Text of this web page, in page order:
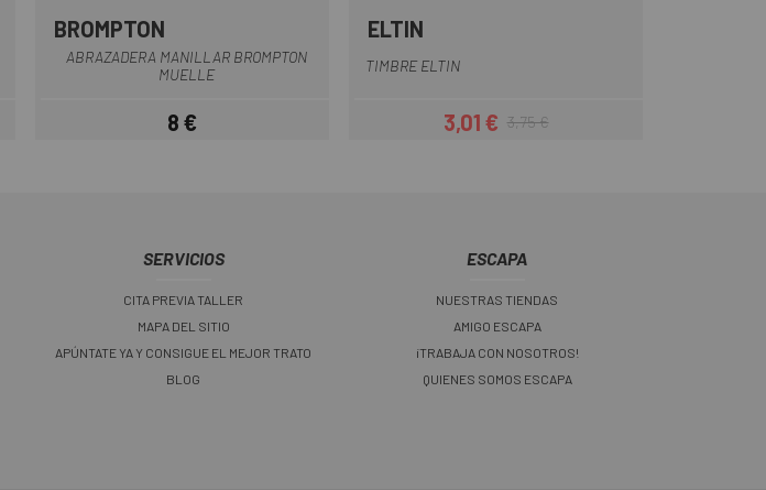
BROMPTON
ABRAZADERA MANILLAR BROMPTON
MUELLE
Precio
8 €
ELTIN
TIMBRE ELTIN
Precio
3,01 €Precio regular
3,75 €
SERVICIOS
CITA PREVIA TALLER
MAPA DEL SITIO
APÚNTATE YA Y CONSIGUE EL MEJOR TRATO
BLOG
ESCAPA
NUESTRAS TIENDAS
AMIGO ESCAPA
¡TRABAJA CON NOSOTROS!
QUIENES SOMOS ESCAPA